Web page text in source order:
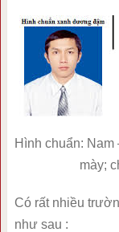
Hình chuẩn: Nam
mày;
Có rất nhiều
như sau :